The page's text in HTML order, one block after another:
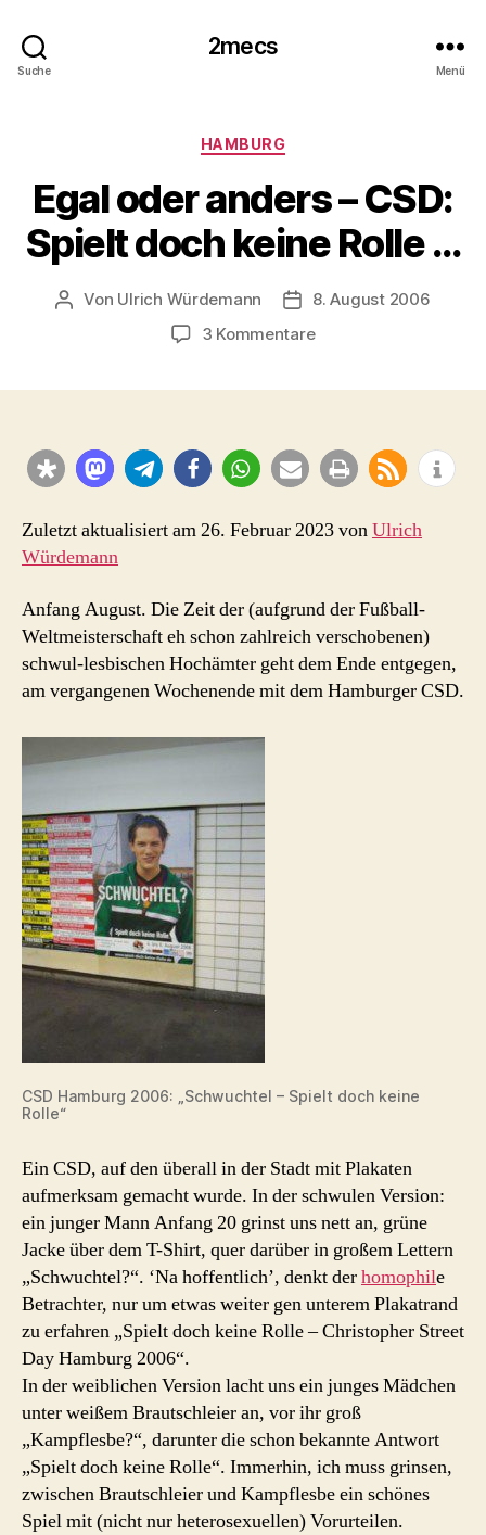
Suche
2mecs
Menü
Kategorien
HAMBURG
Egal oder anders – CSD:
Spielt doch keine Rolle …
Beitragsautor
Von Ulrich Würdemann Beitragsdatum
8. August 2006
3 Kommentarezu
CSD:
Spielt
keine
Zuletzt aktualisiert am 26. Februar 2023 vonUlrich
Würdemann
Anfang August. Die Zeit der (aufgrund der Fußball-
Weltmeisterschaft eh schon zahlreich verschobenen)
schwul-lesbischen Hochämter geht dem Ende entgegen,
am vergangenen Wochenende mit dem Hamburger CSD.
CSD Hamburg 2006: „Schwuchtel – Spielt doch keine
Rolle“
Ein CSD, auf den überall in der Stadt mit Plakaten
aufmerksam gemacht wurde. In der schwulen Version:
ein junger Mann Anfang 20 grinst uns nett an, grüne
Jacke über dem T-Shirt, quer darüber in großem Lettern
„Schwuchtel?“. ‘Na hoffentlich’, denkt derhomophile
Betrachter, nur um etwas weiter gen unterem Plakatrand
zu erfahren „Spielt doch keine Rolle – Christopher Street
Day Hamburg 2006“.
In der weiblichen Version lacht uns ein junges Mädchen
unter weißem Brautschleier an, vor ihr groß
„Kampflesbe?“, darunter die schon bekannte Antwort
„Spielt doch keine Rolle“. Immerhin, ich muss grinsen,
zwischen Brautschleier und Kampflesbe ein schönes
Spiel mit (nicht nur heterosexuellen) Vorurteilen.